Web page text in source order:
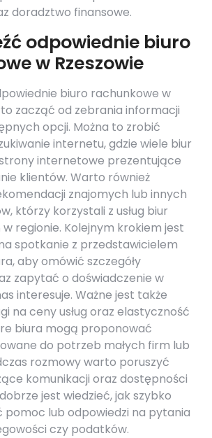
doradztwo finansowe.
odpowiednie biuro
w Rzeszowie
biuro rachunkowe w
zacząć od zebrania informacji
opcji. Można to zrobić
internetu, gdzie wiele biur
internetowe prezentujące
klientów. Warto również
znajomych lub innych
którzy korzystali z usług biur
regionie. Kolejnym krokiem jest
spotkanie z przedstawicielem
aby omówić szczegóły
zapytać o doświadczenie w
interesuje. Ważne jest także
na ceny usług oraz elastyczność
biura mogą proponować
do potrzeb małych firm lub
rozmowy warto poruszyć
komunikacji oraz dostępności
jest wiedzieć, jak szybko
pomoc lub odpowiedzi na pytania
czy podatków.